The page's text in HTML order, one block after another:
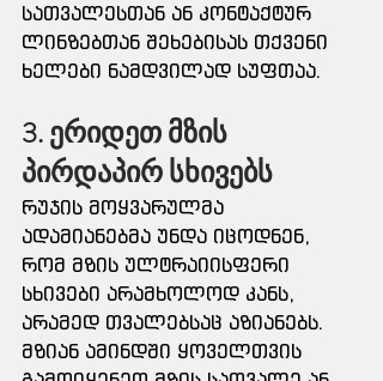
სათვალესთან ან კონტაქტურ
ლინზებთან შეხებისას თქვენი
ხელები ნამდვილად სუფთაა.
3. ერიდეთ მზის
პირდაპირ სხივებს
რუჯის მოყვარულმა
ადამიანებმა უნდა იცოდნენ,
რომ მზის ულტრაიისფერი
სხივები არამხოლოდ კანს,
არამედ თვალებსაც აზიანებს.
მზიან ამინდში ყოველთვის